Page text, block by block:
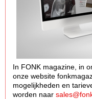
In FONK magazine, in
onze website
mogelijkheden en
worden naar